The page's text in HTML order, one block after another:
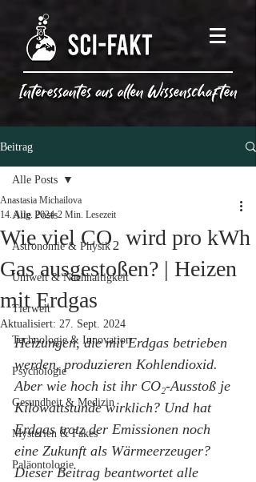
Beitrag
Alle Posts
Astronomie & Physik
Umwelt & Nachhaltigkeit
Tierwelt
Technologie & Innovation
Psychologie
Gesundheit & Medizin
Mysterien & Fakes
Paläontologie
Alle Posts
Wie viel CO₂ wird pro kWh
Gas ausgestoßen? | Heizen
mit Erdgas
Anastasia Michailova
14. Aug. 2024 2 Min. Lesezeit
Aktualisiert: 27. Sept. 2024
Heizungen, die mit Erdgas betrieben
werden, produzieren Kohlendioxid.
Aber wie hoch ist ihr CO₂-Ausstoß je
Kilowattstunde wirklich? Und hat
Erdgas trotz der Emissionen noch
eine Zukunft als Wärmeerzeuger?
Dieser Beitrag beantwortet alle